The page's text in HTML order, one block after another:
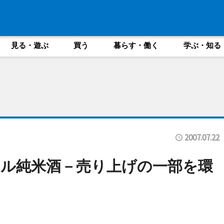
見る・遊ぶ 買う 暮らす・働く 学ぶ・知る
2007.07.22
純米酒－売り上げの一部を環